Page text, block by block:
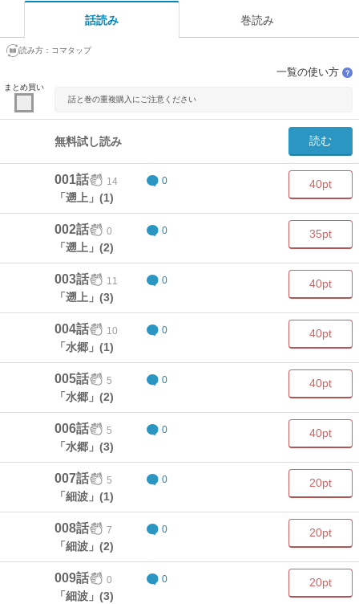
話読み 巻読み
読み方： コマタップ
まとめ買い
一覧の使い方 ？
話と巻の重複購入にご注意ください
無料試し読み 読む
001話 14 0
「遡上」(1)
40pt
002話 0 0
「遡上」(2)
35pt
003話 11 0
「遡上」(3)
40pt
004話 10 0
「水郷」(1)
40pt
005話 5 0
「水郷」(2)
40pt
006話 5 0
「水郷」(3)
40pt
007話 5 0
「細波」(1)
20pt
008話 7 0
「細波」(2)
20pt
009話 0 0
「細波」(3)
20pt